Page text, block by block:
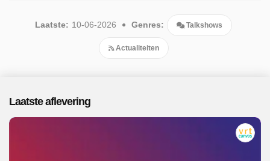
volgt de politiek uit liefhebberij, interesse en
betrokkenheid. Sinds 2025 is het populaire programma
beschikbaar. Er zijn 94 afleveringen uitgezonden, de meest
Laatste: 10-06-2026 Genres: Talkshows
Actualiteiten
Laatste aflevering